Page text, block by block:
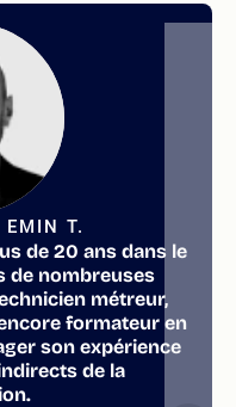
EMIN T.
de 20 ans dans le
de nombreuses
métreur,
formateur en
son expérience
de la